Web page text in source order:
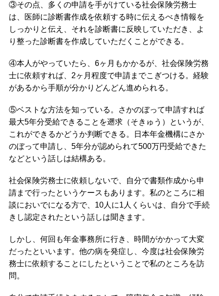
③その点、多くの申請を手がけている社会保険労務士
は、医師に診断書作成を依頼する時に伝えるべき情報を
しっかりと伝え、それを診断書に反映していただき、よ
り整った診断書を作成していただくことができる。
④本人がやっていたら、6ヶ月もかかるが、社会保険労務
士に依頼すれば、2ヶ月程度で申請までこぎつける。経験
があるから手順が分かりどんどん進められる。
⑤ベストな方法を知っている。さかのぼって申請すれば
最大5年分受給できることを遡求（そきゅう）というが、
これができるかどうか判断できる。日本年金機構にさか
のぼって申請し、5年分が認められて500万円受給できた
などという話しは結構ある。
社会保険労務士に依頼しないで、自分で書類作成から申
請まで行ったというケースもあります。私のところに相
談においでになる方で、10人に1人くらいは、自分で手続
きし認定されたという話しは聞きます。
しかし、何回も年金事務所に行き、時間がかかって大変
だったといいます。他の病を発症し、今度は社会保険労
務士に依頼することにしたということで私のところを訪
問。